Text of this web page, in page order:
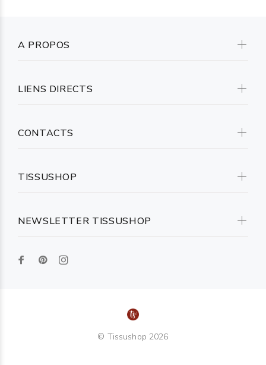
NEWSLETTER TISSUSHOP
A PROPOS
LIENS DIRECTS
CONTACTS
TISSUSHOP
© Tissushop 2026